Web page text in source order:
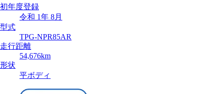
初年度登録
令和 1年 8月
型式
TPG-NPR85AR
走行距離
54,676km
形状
平ボディ